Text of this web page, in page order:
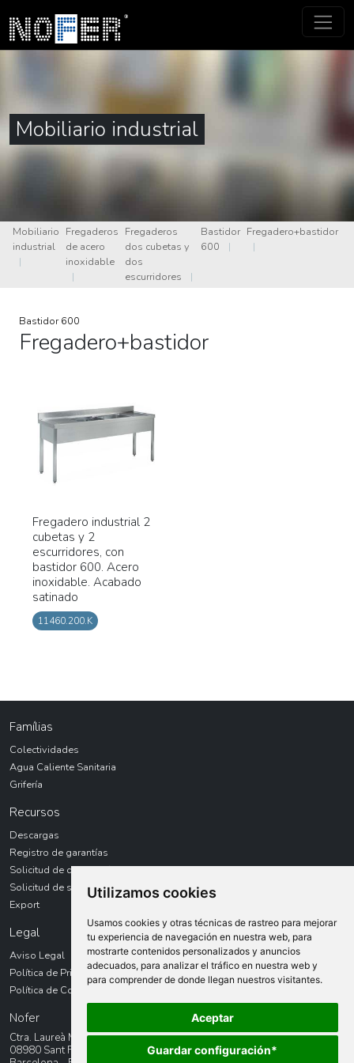
Utilizamos cookies
Usamos cookies y otras técnicas de rastreo para mejorar
tu experiencia de navegación en nuestra web, para
mostrarte contenidos personalizados y anuncios
adecuados, para analizar el tráfico en nuestra web y
para comprender de donde llegan nuestros visitantes.
Aceptar
Guardar configuración*
Mobiliario industrial
Mobiliario
industrial
|
Fregaderos
de acero
inoxidable
|
Fregaderos
dos cubetas y
dos
escurridores
|
Bastidor
600
|
Fregadero+bastidor
|
Bastidor 600
Fregadero+bastidor
Fregadero industrial 2
cubetas y 2
escurridores, con
bastidor 600. Acero
inoxidable. Acabado
satinado
11460.200.K
Famílias
Colectividades
Agua Caliente Sanitaria
Grifería
Recursos
Descargas
Registro de garantías
Solicitud de devolución
Solicitud de servicio técnico
Export
Legal
Aviso Legal
Política de Privacidad
Política de Cookies
Nofer
Ctra. Laureà Miró, 385-387
08980 Sant Feliu de LLobregat